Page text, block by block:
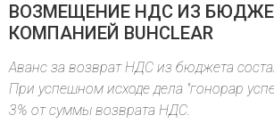
ВОЗМЕЩЕНИЕ НДС ИЗ
КОМПАНИЕЙ BUHCLEAR
Аванс за возврат НДС из бюджета
При успешном исходе дела "гонорар
3% от суммы возврата НДС.